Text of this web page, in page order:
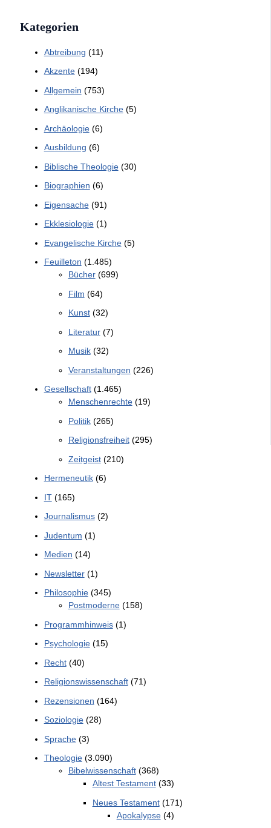
Kategorien
Abtreibung (11)
Akzente(194)
Allgemein (753)
Anglikanische Kirche(5)
Archäologie(6)
Ausbildung (6)
Biblische Theologie(30)
Biographien (6)
Eigensache(91)
Ekklesiologie(1)
Evangelische Kirche(5)
Feuilleton (1.485)
Bücher(699)
Film (64)
Kunst(32)
Literatur(7)
Musik(32)
Veranstaltungen (226)
Gesellschaft(1.465)
Menschenrechte(19)
Politik(265)
Religionsfreiheit(295)
Zeitgeist(210)
Hermeneutik(6)
IT(165)
Journalismus(2)
Judentum (1)
Medien (14)
Newsletter(1)
Philosophie(345)
Postmoderne(158)
Programmhinweis(1)
Psychologie(15)
Recht(40)
Religionswissenschaft(71)
Rezensionen (164)
Soziologie(28)
Sprache(3)
Theologie(3.090)
Bibelwissenschaft(368)
Altest Testament(33)
Neues Testament(171)
Apokalypse(4)